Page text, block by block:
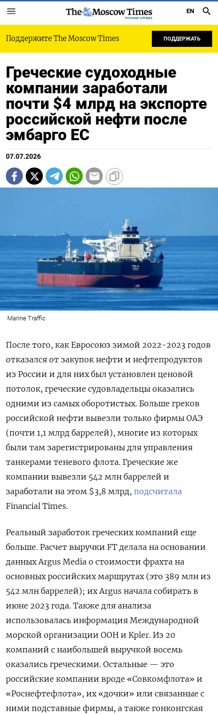
РУССКАЯ СЛУЖБА
EN
Поддержите The Moscow Times ПОДДЕРЖАТЬ
Греческие судоходные
компании заработали
почти $4 млрд на экспорте
российской нефти после
эмбарго ЕС
07.07.2026
Marine Traffic
После того, как Евросоюз зимой 2022-2023 годов
отказался от закупок нефти и нефтепродуктов
из России и для них был установлен ценовой
потолок, греческие судовладельцы оказались
одними из самых оборотистых. Больше греков
российской нефти вывезли только фирмы ОАЭ
(почти 1,1 млрд баррелей), многие из которых
были там зарегистрированы для управления
танкерами теневого флота. Греческие же
компании вывезли 542 млн баррелей и
заработали на этом $3,8 млрд, подсчитала
Financial Times.
Реальный заработок греческих компаний еще
больше. Расчет выручки FT делала на основании
данных Argus Media о стоимости фрахта на
основных российских маршрутах (это 389 млн из
542 млн баррелей); их Argus начала собирать в
июне 2023 года. Также для анализа
использовалась информация Международной
морской организации ООН и Kpler. Из 20
компаний с наибольшей выручкой восемь
оказались греческими. Остальные — это
российские компании вроде «Совкомфлота» и
«Роснефтефлота», их «дочки» или связанные с
ними подставные фирмы, а также гонконгская